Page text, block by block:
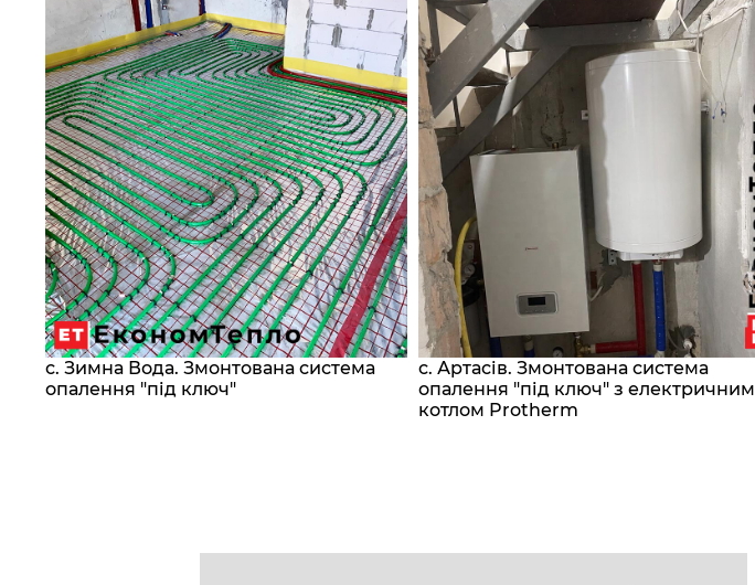
с. Зимна Вода. Змонтована система
опалення "під ключ"
с. Артасів. Змонтована система
опалення "під ключ" з електричним
котлом Protherm